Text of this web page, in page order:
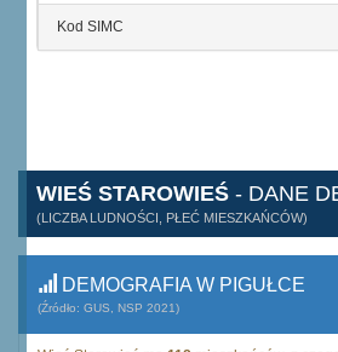
Kod SIMC
WIEŚ STAROWIEŚ - DANE
(LICZBA LUDNOŚCI, PŁEĆ MIESZKAŃCÓW)
DEMOGRAFIA W PIGUŁCE
(Źródło: GUS, NSP 2021)